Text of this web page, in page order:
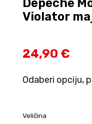
Depeche
Violator
24,90 €
Odaberi opciju,
Veličina